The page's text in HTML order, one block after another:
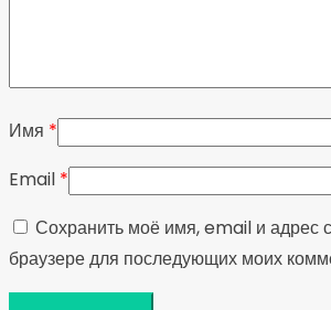
Имя *
Email *
Сохранить моё имя, email и адрес
браузере для последующих моих